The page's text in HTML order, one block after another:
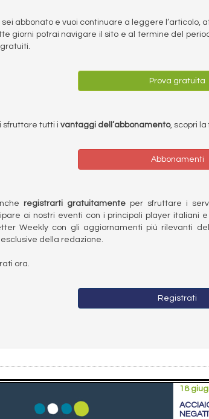
sei abbonato e vuoi continuare a leggere l’articolo,
giorni potrai navigare il sito e al termine del
Prova gratuita
sfruttare tutti i vantaggi dell’abbonamento, scopri
Abbonamenti
registrarti gratuitamenteper sfruttare i
ai nostri eventi con i principali player italiani
Weekly con gli aggiornamenti più rilevanti
della redazione.
ora.
Registrati
18